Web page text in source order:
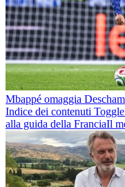
Mbappé omaggia
Indice dei contenuti
alla guida della FranciaIl